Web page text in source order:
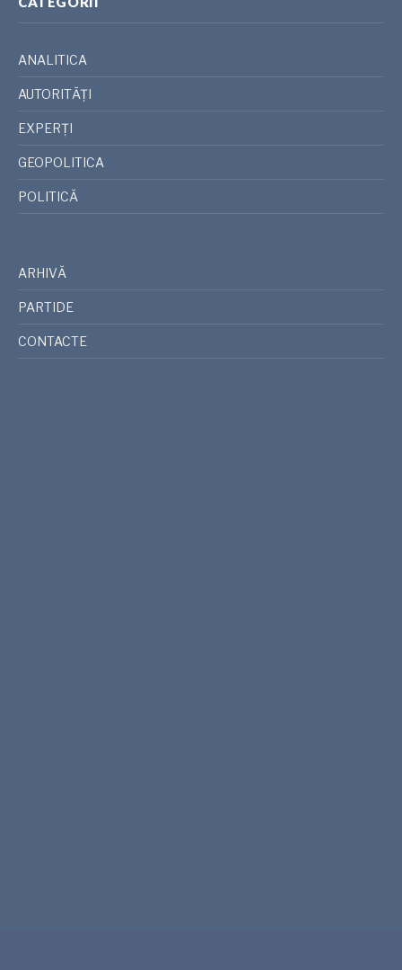
ANALITICA
AUTORITĂȚI
EXPERȚI
GEOPOLITICA
POLITICĂ
ARHIVĂ
PARTIDE
CONTACTE